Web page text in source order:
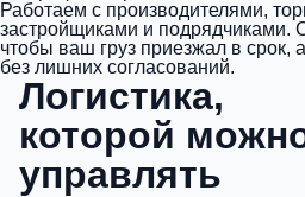
Работаем с производителями,
застройщиками и подрядчиками.
чтобы ваш груз приезжал в срок,
без лишних согласований.
Логистика,
которой
управлять